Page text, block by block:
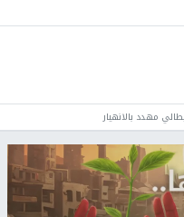
مهدد بالانهيار